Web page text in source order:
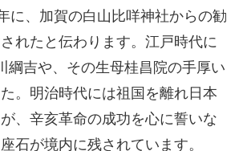
に、加賀の白山比咩神社からの勧
れたと伝わります。江戸時代に
綱吉や、その生母桂昌院の手厚い
。明治時代には祖国を離れ日本
、辛亥革命の成功を心に誓いな
石が境内に残されています。